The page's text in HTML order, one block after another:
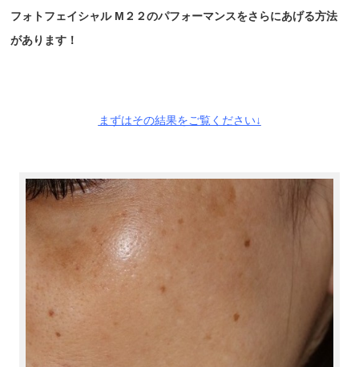
フォトフェイシャル M２２のパフォーマンスをさらにあげる方法
があります！
まずはその結果をご覧ください↓